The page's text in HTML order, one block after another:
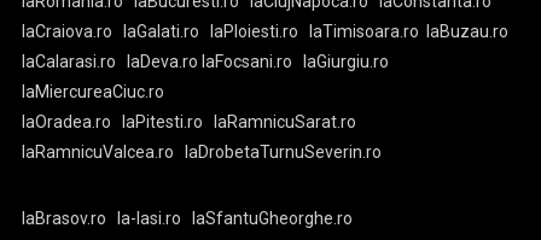
laCraiova.ro
laGalati.ro laPloiesti.ro laTimisoara.ro
laBuzau.ro
laCalarasi.ro
laDeva.ro laFocsani.ro
laGiurgiu.ro
laMiercureaCiuc.ro
laOradea.ro
laPitesti.ro
laRamnicuSarat.ro
laRamnicuValcea.ro
laDrobetaTurnuSeverin.ro
laBrasov.ro la-Iasi.ro
laSfantuGheorghe.ro